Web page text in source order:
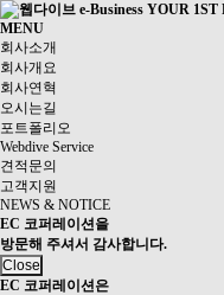
MENU
회사소개
회사개요
회사연혁
오시는길
포트폴리오
Webdive Service
견적문의
고객지원
NEWS & NOTICE
EC 코퍼레이션을
방문해 주셔서 감사합니다.
Close
EC 코퍼레이션은